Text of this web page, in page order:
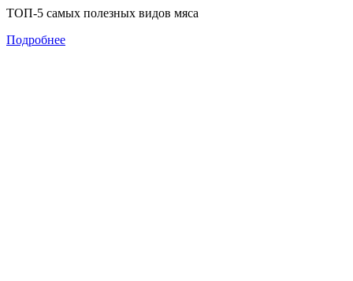
ТОП-5 самых полезных видов мяса
Подробнее